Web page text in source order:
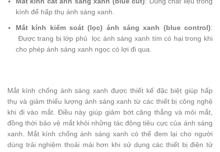
kính để hấp thụ ánh sáng xanh.
Mắt kính kiểm soát (lọc) ánh sáng xanh (blue control):
Được trang bị lớp phủ lọc ánh sáng xanh tím có hại trong khi
cho phép ánh sáng xanh ngọc có lợi đi qua.
Mắt kính chống ánh sáng xanh được thiết kế đặc biệt giúp hấp
thụ và giảm thiểu lượng ánh sáng xanh từ các thiết bị công nghệ
khi đi vào mắt. Điều này giúp giảm bớt căng thẳng và mỏi mắt,
đồng thời bảo vệ mắt khỏi những tác động tiêu cực của ánh sáng
xanh. Mắt kính chống ánh sáng xanh có thể đem lại cho người
dùng trải nghiệm thoải mái hơn khi sử dụng các thiết bị điện tử